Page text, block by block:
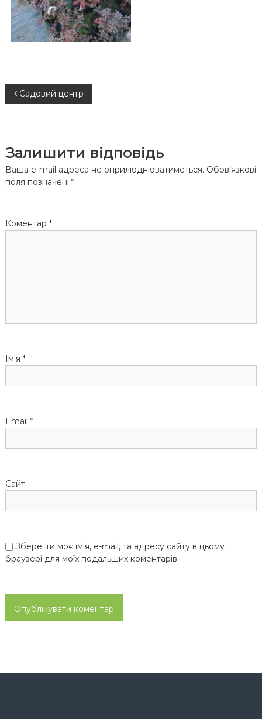
Н
в
і
а
а
п
и
в
Садовий центр
Залишити відповідь
Ваша e-mail адреса не оприлюднюватиметься. Обов’язкові
поля позначені *
Коментар *
Ім'я *
Email *
Сайт
Зберегти моє ім'я, e-mail, та адресу сайту в цьому
браузері для моїх подальших коментарів.